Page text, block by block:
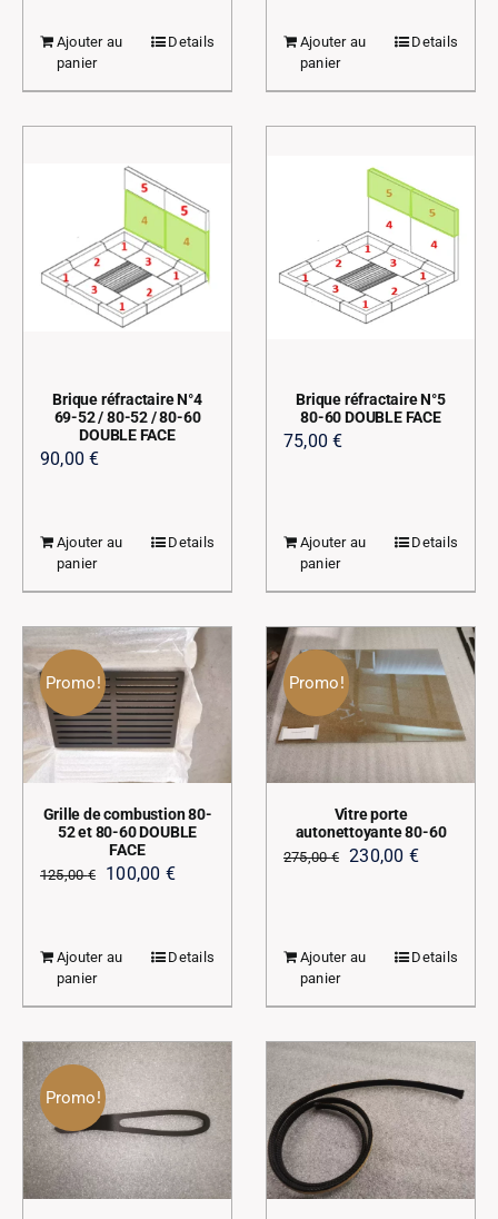
Ajouter au
panier
Details
Ajouter au
panier
Details
Brique réfractaire N°4
69-52 / 80-52 / 80-60
DOUBLE FACE
90,00€
Ajouter au
panier
Details
Brique réfractaire N°5
80-60 DOUBLE FACE
75,00€
Ajouter au
panier
Details
Promo!
Grille de combustion 80-
52 et 80-60 DOUBLE
FACE
125,00€
Le
était :
100,00 €Le
est :
Ajouter au
panier
Details
Promo!
Vitre porte
autonettoyante 80-60
275,00€
Le
230,00 €Le
Ajouter au
panier
Details
Promo!